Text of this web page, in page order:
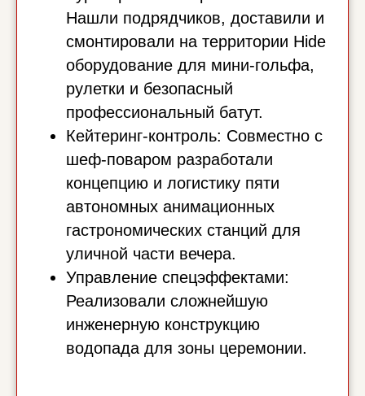
Нашли подрядчиков, доставили и
смонтировали на территории Hide
оборудование для мини-гольфа,
рулетки и безопасный
профессиональный батут.
Кейтеринг-контроль: Совместно с
шеф-поваром разработали
концепцию и логистику пяти
автономных анимационных
гастрономических станций для
уличной части вечера.
Управление спецэффектами:
Реализовали сложнейшую
инженерную конструкцию
водопада для зоны церемонии.